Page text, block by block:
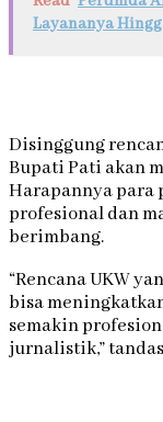
Layananya
Disinggung
Bupati Pati akan
Harapannya para
profesional dan
berimbang.
“Rencana UKW
bisa
semakin
jurnalistik,”